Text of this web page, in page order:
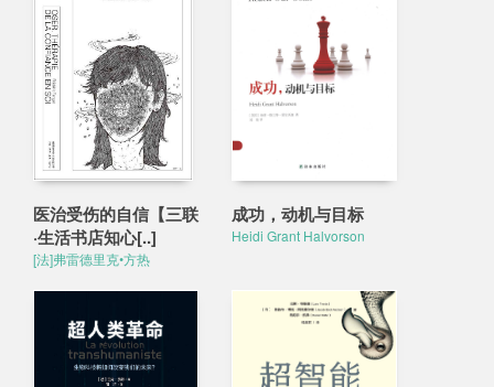
医治受伤的自信【三联
·生活书店知心[..]
[法]弗雷德里克•方热
成功，动机与目标
Heidi Grant Halvorson